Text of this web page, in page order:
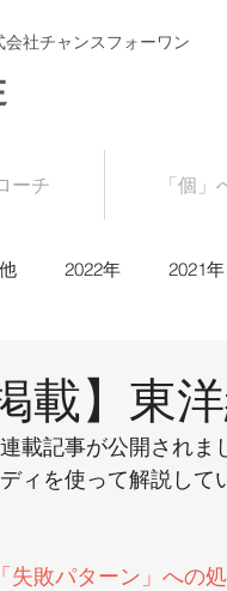
社チャンスフォーワン
ーチ 「個
2022年 2021年
載】東
載記事が公開され
ィを使って解説して
失敗パターン」への